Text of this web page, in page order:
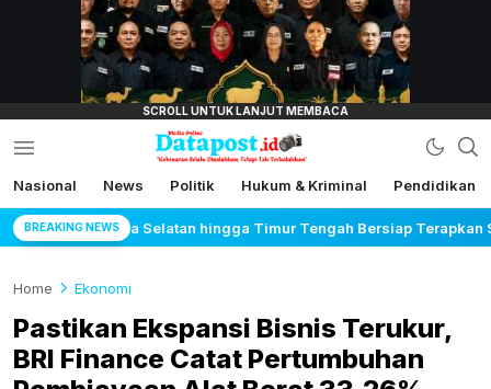
lensamata.id
Datapost.id
Kebenaran Selalu Disalahkan, Tetapi Tak
Terkalahkan
Nasional News Politik Hukum & Kriminal Pendidikan
BREAKING NEWS
Tengah Bersiap Terapkan Solusi Terlengkap dari Indonesia
Home Ekonomi
Pastikan Ekspansi Bisnis Terukur,
BRI Finance Catat Pertumbuhan